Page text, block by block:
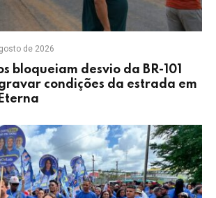
de 2026
bloqueiam desvio da BR-101
condições da estrada em